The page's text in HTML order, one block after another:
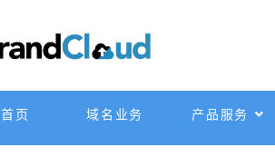
首页 域名业务 产品服务